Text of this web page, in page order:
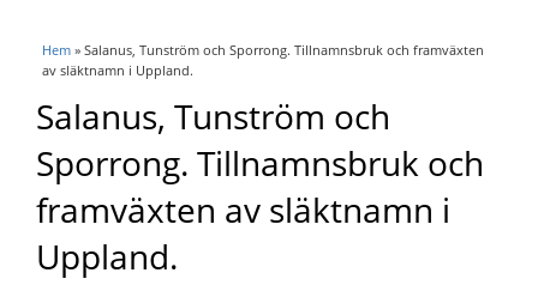
Du är här
Hem » Salanus, Tunström och Sporrong. Tillnamnsbruk och framväxten
av släktnamn i Uppland.
Salanus, Tunström och
Sporrong. Tillnamnsbruk och
framväxten av släktnamn i
Uppland.